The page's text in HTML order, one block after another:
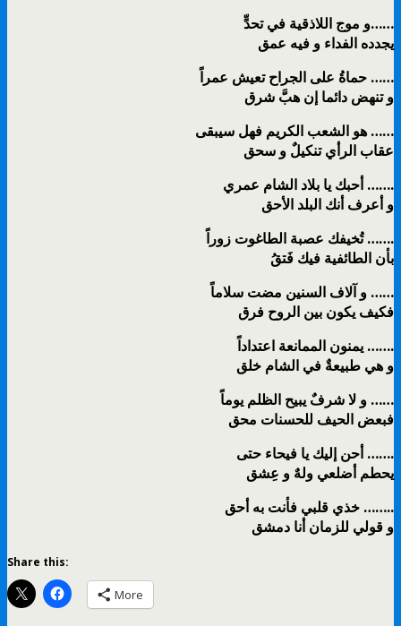
و موج اللاذقية في تحدٍّ……
يجدده الفداء و فيه عمق
حماةُ على الجراح تعيش عمراً ……
و تنهض دائما إن هبَّ شرق
هو الشعب الكريم فهل سيبقى ……
عقاب الرأي تنكيلٌ و سحق
أحبك يا بلاد الشام عمري …….
و أعرف أنك البلد الأحق
تُخيفك عصبة الطاغوت زوراً …….
بأن الطائفية فيك فَتقُ
و آلاف السنين مضت سلاماً ……
فكيف يكون بين الروح فرق
يمنون الممانعة اعتداداً …….
و هي طبيعةٌ في الشام خلق
و لا شرفٌ يبيح الظلم يوماً ……
فبعض الحيف للحسنات محق
أحن إليك يا فيحاء حتى …….
يحطم أضلعي ولهٌ و عِشق
خذي قلبي فأنت به أحق ……..
و قولي للزمان أنا دمشق
Share this:
More